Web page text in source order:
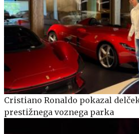
Cristiano Ronaldo pokazal
prestižnega voznega parka